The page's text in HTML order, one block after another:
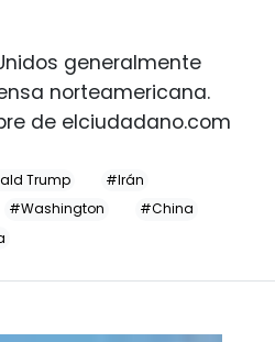
generalmente
norteamericana.
de elciudadano.com
Trump
#Irán
#Washington
#China